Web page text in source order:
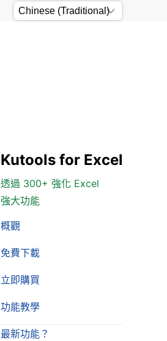
Kutools for Excel
透過 300+ 強化 Excel
強大功能
概觀
免費下載
立即購買
功能教學
最新功能？